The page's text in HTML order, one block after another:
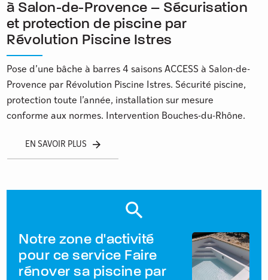
à Salon-de-Provence – Sécurisation
et protection de piscine par
Révolution Piscine Istres
Pose d’une bâche à barres 4 saisons ACCESS à Salon-de-
Provence par Révolution Piscine Istres. Sécurité piscine,
protection toute l’année, installation sur mesure
conforme aux normes. Intervention Bouches-du-Rhône.
EN SAVOIR PLUS
Notre zone d'activité
pour ce service Faire
rénover sa piscine par